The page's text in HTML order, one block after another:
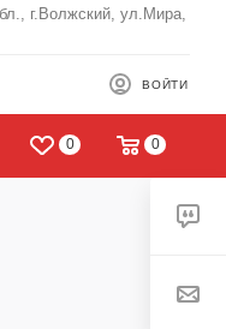
г.Волжский, ул.Мира,
ВОЙТИ
0 0